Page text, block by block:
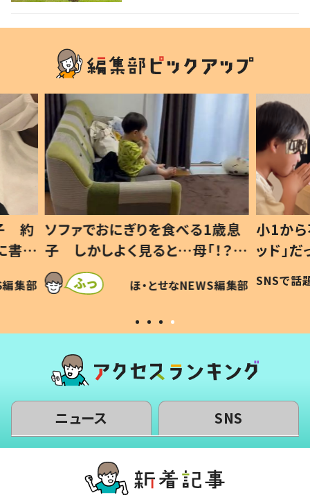
歳息
？」
編集部
小1から不登校、息子は「ギフテ
ッド」だった 父が“ウチ給食”を
作り続ける理由とは #令和の親
#令和の子
SNSで話題 ほ・とせなNEWS編集部
ひ孫
が、抱
「涙
い」
ニュース SNS